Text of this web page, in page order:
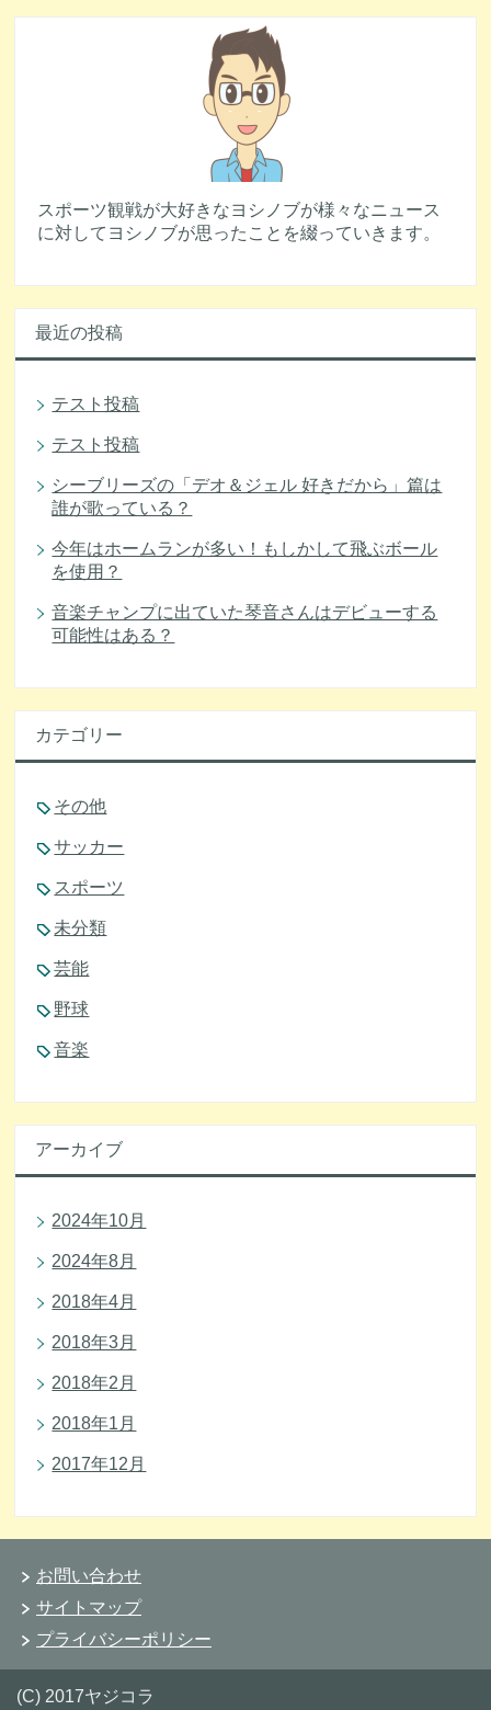
スポーツ観戦が大好きなヨシノブが様々なニュース
に対してヨシノブが思ったことを綴っていきます。
最近の投稿
テスト投稿
テスト投稿
シーブリーズの「デオ＆ジェル 好きだから」篇は
誰が歌っている？
今年はホームランが多い！もしかして飛ぶボール
を使用？
音楽チャンプに出ていた琴音さんはデビューする
可能性はある？
カテゴリー
その他
サッカー
スポーツ
未分類
芸能
野球
音楽
アーカイブ
2024年10月
2024年8月
2018年4月
2018年3月
2018年2月
2018年1月
2017年12月
お問い合わせ
サイトマップ
プライバシーポリシー
(C) 2017ヤジコラ